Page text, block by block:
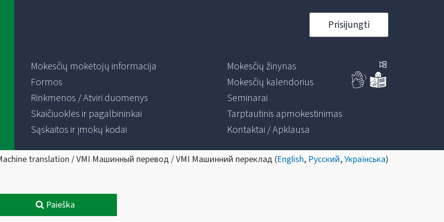
Prisijungti
Mokesčių mokėtojų informacija
Formos
Rinkmenos / Atviri duomenys
Skaičiuoklės ir pagalbininkai
Sąskaitos ir įmokų kodai
Mokesčių žinynas
Mokesčių kalendorius
Seminarai
Tarptautinis apmokestinimas
Kontaktai / Apklausa
translation / VMI Машинный перевод / VMI Машинний переклад (English, Русский,Українська)
Paieška